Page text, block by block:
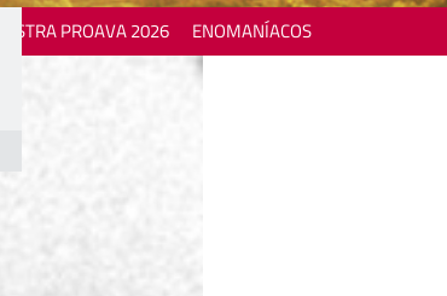
MOSTRA PROAVA 2026 ENOMANÍACOS